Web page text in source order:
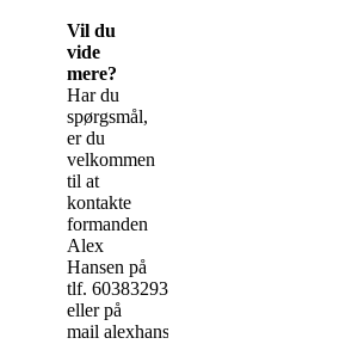
Vil du
vide
mere?
Har du
spørgsmål,
er du
velkommen
til at
kontakte
formanden
Alex
Hansen på
tlf. 60383293
eller på
mail alexhansenaale@hotmail.com.